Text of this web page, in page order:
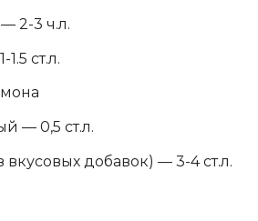
2-3 ч.л.
ст.л.
— 0,5 ст.л.
вкусовых добавок) — 3-4 ст.л.